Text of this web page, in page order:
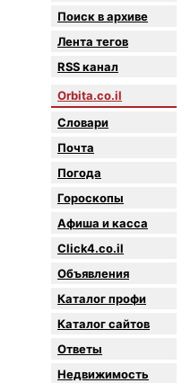
Поиск в архиве
Лента тегов
RSS канал
Orbita.co.il
Словари
Почта
Погода
Гороскопы
Афиша и касса
Click4.co.il
Объявления
Каталог профи
Каталог сайтов
Oтветы
Недвижимость